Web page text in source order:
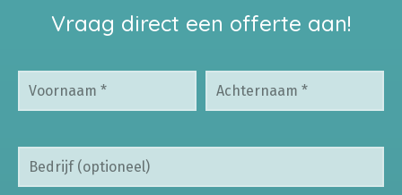
Vraag direct een offerte aan!